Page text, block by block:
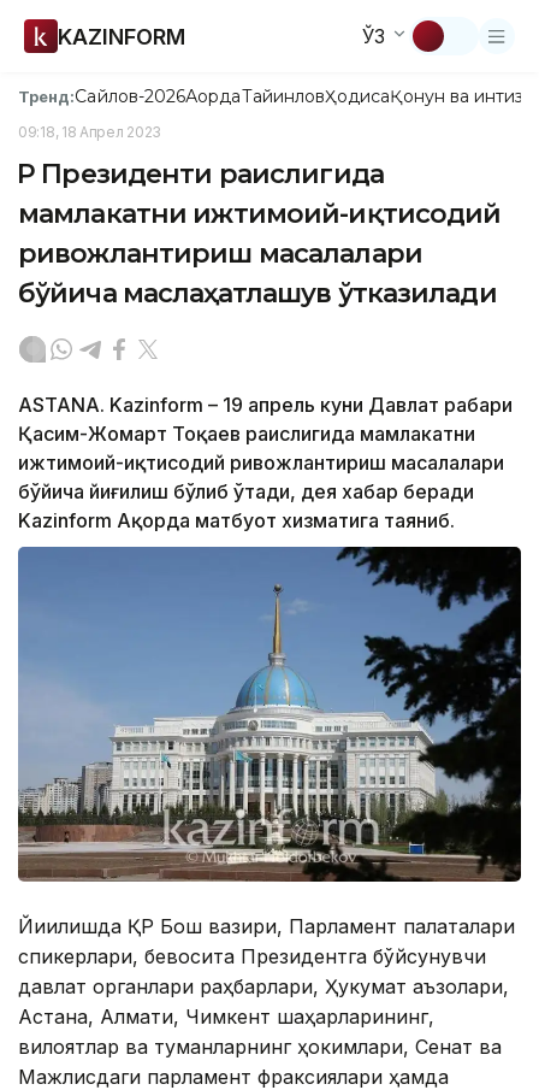
KAZINFORM ЎЗ
Тренд:Сайлов-2026АқордаТайинловҲодисаҚонун ва
09:18, 18 Апрел 2023
ҚР Президенти раислигида
мамлакатни ижтимоий-иқтисодий
ривожлантириш масалалари
бўйича маслаҳатлашув ўтказилади
ASTANA. Kazinform – 19 апрель куни Давлат раҳбари
Қасим-Жомарт Тоқаев раислигида мамлакатни
ижтимоий-иқтисодий ривожлантириш масалалари
бўйича йиғилиш бўлиб ўтади, дея хабар беради
Kazinform Ақорда матбуот хизматига таяниб.
Йиғилишда ҚР Бош вазири, Парламент палаталари
спикерлари, бевосита Президентга бўйсунувчи
давлат органлари раҳбарлари, Ҳукумат аъзолари,
Астана, Алмати, Чимкент шаҳарларининг,
вилоятлар ва туманларнинг ҳокимлари, Сенат ва
Мажлисдаги парламент фраксиялари ҳамда